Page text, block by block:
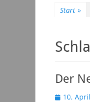
Start »
Der
10.